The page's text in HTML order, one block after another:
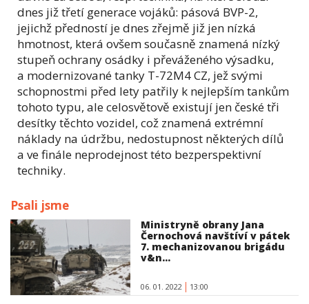
dnes již třetí generace vojáků: pásová BVP-2,
jejichž předností je dnes zřejmě již jen nízká
hmotnost, která ovšem současně znamená nízký
stupeň ochrany osádky i převáženého výsadku,
a modernizované tanky T-72M4 CZ, jež svými
schopnostmi před lety patřily k nejlepším tankům
tohoto typu, ale celosvětově existují jen české tři
desítky těchto vozidel, což znamená extrémní
náklady na údržbu, nedostupnost některých dílů
a ve finále neprodejnost této bezperspektivní
techniky.
Psali jsme
Ministryně obrany Jana
Černochová navštíví v pátek
7. mechanizovanou brigádu
v&n...
06. 01. 2022 13:00